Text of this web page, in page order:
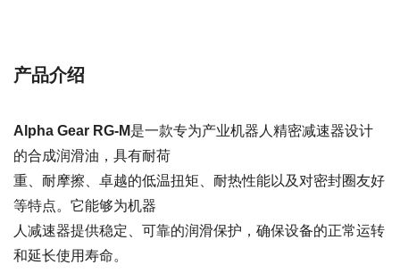
产品介绍
Alpha Gear RG-M是一款专为产业机器人精密减速器设计
的合成润滑油，具有耐荷
重、耐摩擦、卓越的低温扭矩、耐热性能以及对密封圈友好
等特点。它能够为机器
人减速器提供稳定、可靠的润滑保护，确保设备的正常运转
和延长使用寿命。